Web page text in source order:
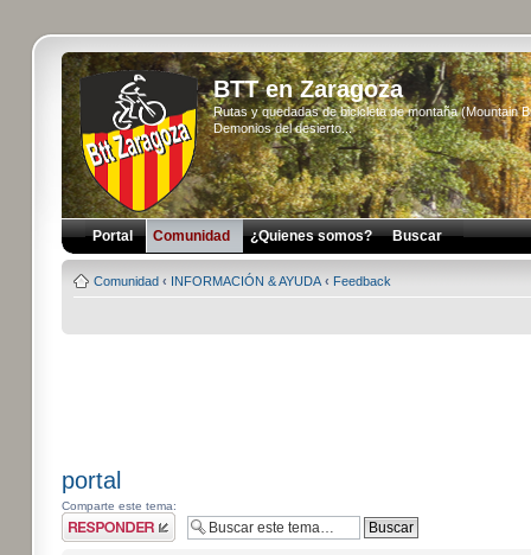
BTT en Zaragoza
Rutas y quedadas de bicicleta de montaña (Mountain
Demonios del desierto...
Portal Comunidad ¿Quienes somos? Buscar
Comunidad ‹ INFORMACIÓN & AYUDA ‹ Feedback
portal
Comparte este tema:
Publicar una
respuesta